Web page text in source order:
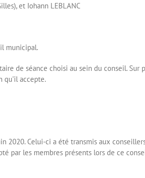
et Iohann LEBLANC
municipal.
de séance choisi au sein du conseil. Sur
qu’il accepte.
2020. Celui-ci a été transmis aux
par les membres présents lors de ce